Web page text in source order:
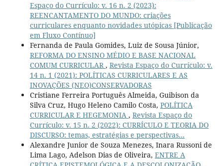
Espaço do Currículo: v. 16 n. 2 (2023):
REENCANTAMENTO DO MUNDO: criações
curriculares enquanto novidades utópicas [Publicação
em Fluxo Contínuo]
Fernanda de Paula Gomides, Luiz de Sousa Júnior,
REFORMA DO ENSINO MÉDIO E BASE NACIONAL
COMUM CURRICULAR , Revista Espaço do Currículo: v.
14 n. 1 (2021): POLÍTICAS CURRICULARES E AS
INOVAÇÕES (NEO)CONSERVADORAS
Cristiane Ferreira Português Almeida, Guibison da
Silva Cruz, Hugo Heleno Camilo Costa, POLÍTICA
CURRICULAR E HEGEMONIA , Revista Espaço do
Currículo: v. 15 n. 2 (2022): CURRÍCULO E TEORIA DO
DISCURSO: temas, estratégias e perspectivas...
Alexandre Junior de Souza Menezes, Inara Russoni de
Lima Lago, Adelson Dias de Oliveira, ENTRE A